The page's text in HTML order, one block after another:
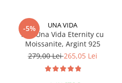
-5% UNA VIDA
Inel Una Vida Eternity cu
Moissanite, Argint 925
279,00 Lei265,05 Lei